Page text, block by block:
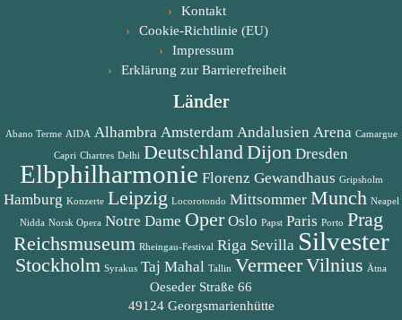
Kontakt
Cookie-Richtlinie (EU)
Impressum
Erklärung zur Barrierefreiheit
Länder
Abano Terme AIDA Alhambra Amsterdam Andalusien Arena Camargue
Capri Chartres Delhi DeutschlandDijon Dresden
Elbphilharmonie Florenz Gewandhaus Gripsholm
Hamburg Konzerte Leipzig Locorotondo Mittsommer Munch Neapel
Nidda Norsk Opera Notre Dame Oper Oslo Papst Paris Porto Prag
Reichsmuseum Rheingau-Festival Riga Sevilla Silvester
Stockholm Syrakus Taj Mahal Tallin VermeerVilnius Ätna
Oeseder Straße 66
49124 Georgsmarienhütte